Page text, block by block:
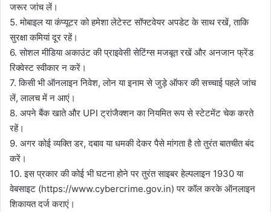
जरूर जांच लें।
5. मोबाइल या कंप्यूटर को हमेशा लेटेस्ट सॉफ्टवेयर अपडेट के साथ रखें, ताकि
सुरक्षा कमियां दूर रहें।
6. सोशल मीडिया अकाउंट की प्राइवेसी सेटिंग्स मजबूत रखें और अनजान फ्रेंड
रिक्वेस्ट स्वीकार न करें।
7. किसी भी ऑनलाइन निवेश, लोन या इनाम से जुड़े ऑफर की सच्चाई पहले जांच
लें, लालच में न आएं।
8. अपने बैंक खाते और UPI ट्रांजैक्शन का नियमित रूप से स्टेटमेंट चेक करते
रहें।
9. अगर कोई व्यक्ति डर, दबाव या धमकी देकर पैसे मांगता है तो तुरंत बातचीत बंद
करें।
10. इस प्रकार की कोई भी घटना होने पर तुरंत साइबर हेल्पलाइन 1930 या
वेबसाइट (https://www.cybercrime.gov.in) पर कॉल करके ऑनलाइन
शिकायत दर्ज कराएं।